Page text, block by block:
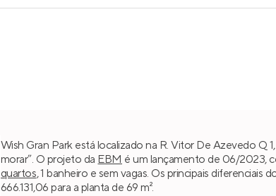
Wish Gran Park está localizado na R. Vitor De Azevedo Q
morar”. O projeto da EBM é um lançamento de 06/2023,
quartos, 1 banheiro e sem vagas. Os principais
666.131,06 para a planta de 69 m².